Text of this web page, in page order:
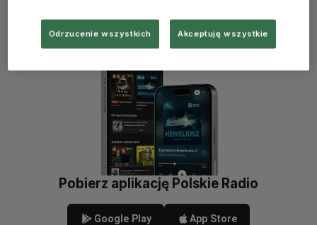
Pobierz aplikację Polskie Radio
Google Play App Store
Odrzucenie wszystkich Akceptuję wszystkie